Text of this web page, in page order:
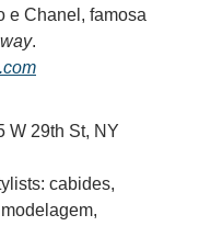
e Chanel, famosa
.
W 29th St, NY
cabides,